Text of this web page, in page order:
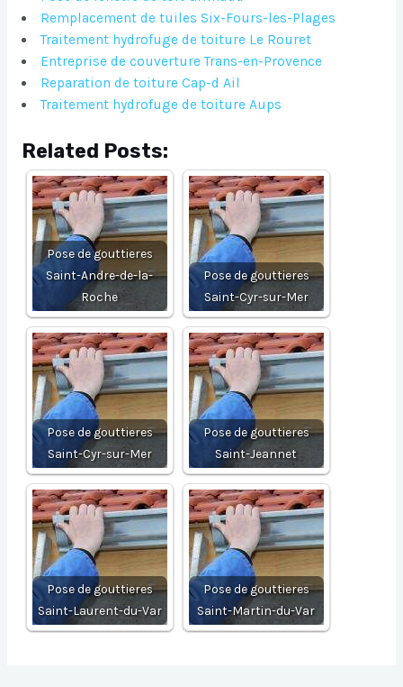
Remplacement de tuiles Six-Fours-les-Plages
Traitement hydrofuge de toiture Le Rouret
Entreprise de couverture Trans-en-Provence
Reparation de toiture Cap-d Ail
Traitement hydrofuge de toiture Aups
Related Posts:
Pose de gouttieres
Saint-Andre-de-la-
Roche
Pose de gouttieres
Saint-Cyr-sur-Mer
Pose de gouttieres
Saint-Cyr-sur-Mer
Pose de gouttieres
Saint-Jeannet
Pose de gouttieres
Saint-Laurent-du-Var
Pose de gouttieres
Saint-Martin-du-Var